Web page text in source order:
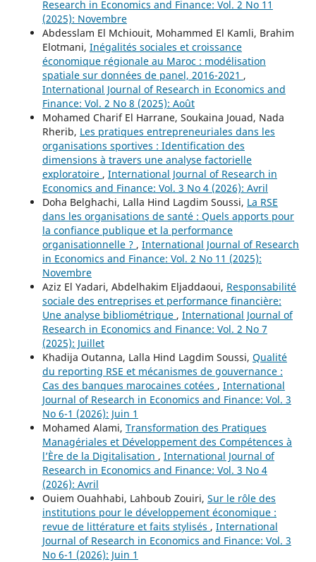
Research in Economics and Finance: Vol. 2 No 11
(2025): Novembre
Abdesslam El Mchiouit, Mohammed El Kamli, Brahim
Elotmani, Inégalités sociales et croissance
économique régionale au Maroc : modélisation
spatiale sur données de panel, 2016-2021 ,
International Journal of Research in Economics and
Finance: Vol. 2 No 8 (2025): Août
Mohamed Charif El Harrane, Soukaina Jouad, Nada
Rherib, Les pratiques entrepreneuriales dans les
organisations sportives : Identification des
dimensions à travers une analyse factorielle
exploratoire , International Journal of Research in
Economics and Finance: Vol. 3 No 4 (2026): Avril
Doha Belghachi, Lalla Hind Lagdim Soussi, La RSE
dans les organisations de santé : Quels apports pour
la confiance publique et la performance
organisationnelle ? , International Journal of Research
in Economics and Finance: Vol. 2 No 11 (2025):
Novembre
Aziz El Yadari, Abdelhakim Eljaddaoui, Responsabilité
sociale des entreprises et performance financière:
Une analyse bibliométrique , International Journal of
Research in Economics and Finance: Vol. 2 No 7
(2025): Juillet
Khadija Outanna, Lalla Hind Lagdim Soussi, Qualité
du reporting RSE et mécanismes de gouvernance :
Cas des banques marocaines cotées , International
Journal of Research in Economics and Finance: Vol. 3
No 6-1 (2026): Juin 1
Mohamed Alami, Transformation des Pratiques
Managériales et Développement des Compétences à
l’Ère de la Digitalisation , International Journal of
Research in Economics and Finance: Vol. 3 No 4
(2026): Avril
Ouiem Ouahhabi, Lahboub Zouiri, Sur le rôle des
institutions pour le développement économique :
revue de littérature et faits stylisés , International
Journal of Research in Economics and Finance: Vol. 3
No 6-1 (2026): Juin 1